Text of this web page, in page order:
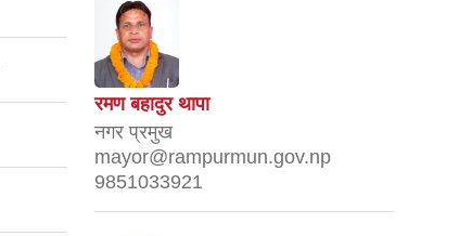
रमण बहादुर थापा
नगर प्रमुख
mayor@rampurmun.gov.np
9851033921